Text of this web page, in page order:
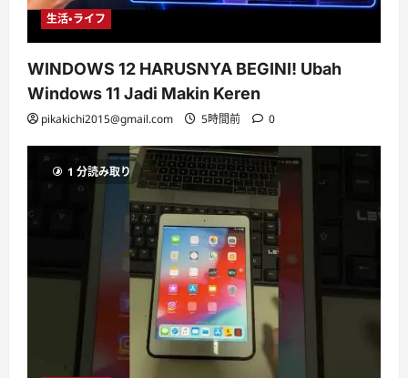
生活・ライフ
WINDOWS 12 HARUSNYA BEGINI! Ubah
Windows 11 Jadi Makin Keren
pikakichi2015@gmail.com 5時間前 0
1 分読み取り